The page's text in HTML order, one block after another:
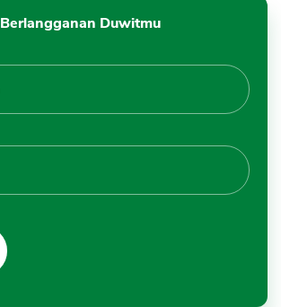
Berlangganan Duwitmu